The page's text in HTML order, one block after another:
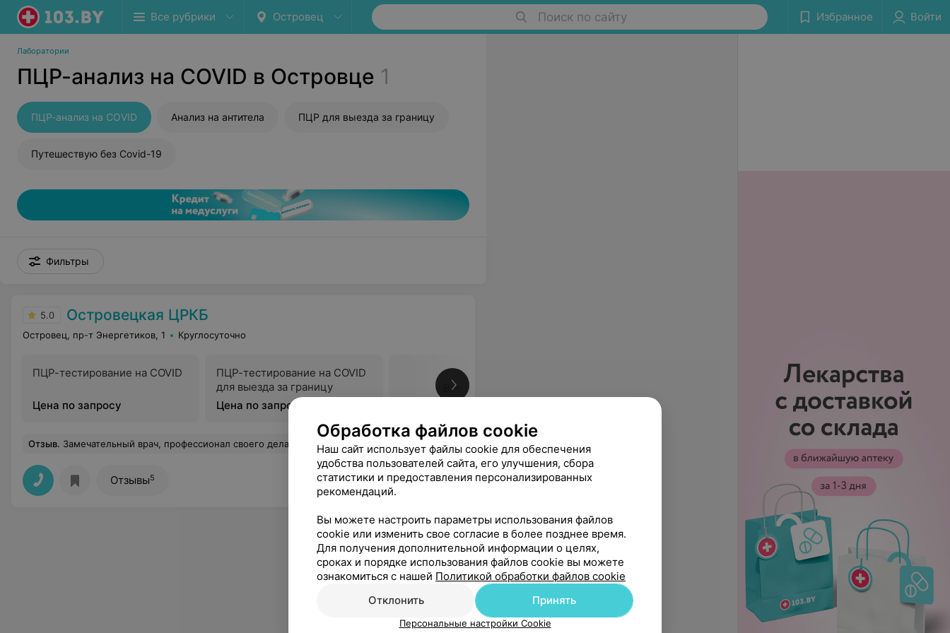
Все рубрики Островец Поиск по сайту Избранное Войти
Лаборатории
ПЦР-анализ на COVID в Островце 1
ПЦР-анализ на COVID Анализ на антитела ПЦР для выезда за границу
Путешествую без Covid-19
Фильтры
5.0 Островецкая ЦРКБ
Островец, пр-т Энергетиков, 1 Круглосуточно
ПЦР-тестирование на COVID
Цена по запросу
ПЦР-тестирование на COVID
для выезда за границу
Цена по запросу
Все цены
Отзыв. Замечательный врач, профессионал своего дела. Спасибо большое за то, что в такой ответственный момент были рядом Еще
Отзывы5
Обработка файлов cookie
Наш сайт использует файлы cookie для обеспечения
удобства пользователей сайта, его улучшения, сбора
статистики и предоставления персонализированных
рекомендаций.
Вы можете настроить параметры использования файлов
cookie или изменить свое согласие в более позднее время.
Для получения дополнительной информации о целях,
сроках и порядке использования файлов cookie вы можете
ознакомиться с нашей Политикой обработки файлов cookie
Отклонить
Принять
Персональные настройки Cookie